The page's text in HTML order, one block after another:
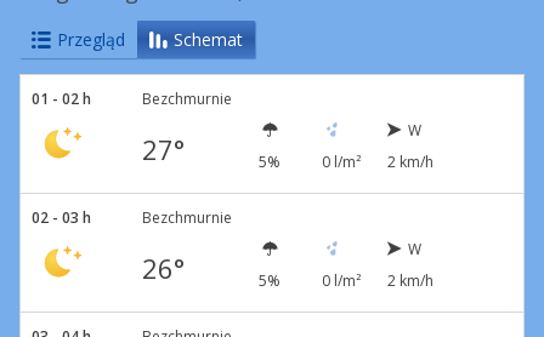
Przegląd Schemat
01 - 02 h Bezchmurnie
27° 5% 0 l/m²
W
2 km/h
02 - 03 h Bezchmurnie
26° 5% 0 l/m²
W
2 km/h